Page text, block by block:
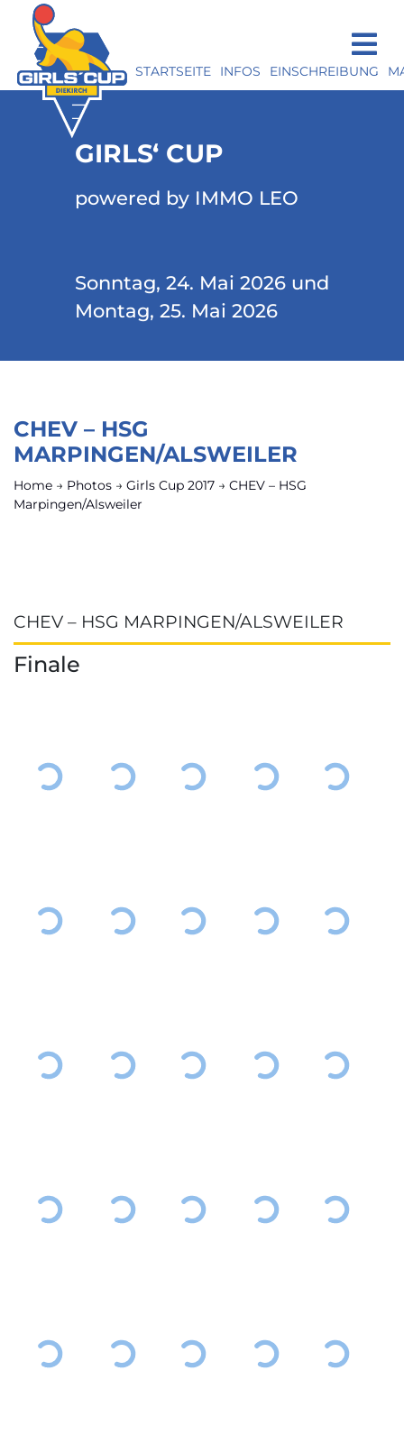
STARTSEITE INFOS EINSCHREIBUNG
GIRLS‘ CUP
powered by IMMO LEO
Sonntag, 24. Mai 2026 und
Montag, 25. Mai 2026
CHEV – HSG
MARPINGEN/ALSWEILER
Home → Photos → Girls Cup 2017 → CHEV – HSG
Marpingen/Alsweiler
CHEV – HSG MARPINGEN/ALSWEILER
Finale